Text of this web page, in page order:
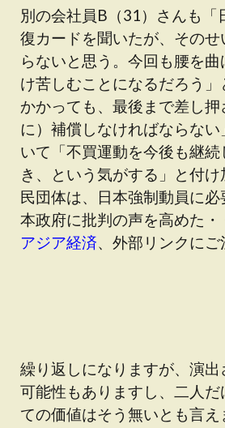
別の会社員B（31）さんも「
復カードを聞いたが、その
らないと思う。今回も腰を
け苦しむことになるだろう」
かかっても、最後まで差し
に）補償しなければならな
いて「不買運動を今後も継
き、という気がする」と付
民団体は、日本強制動員に必
本政府に批判の声を高めた・
アジア経済、外部リンクにご
繰り返しになりますが、演
可能性もありますし、二人だ
ての価値はそう無いとも言